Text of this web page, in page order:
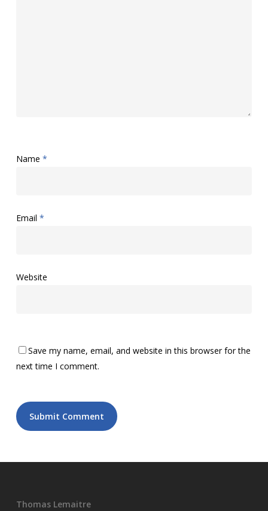
Name *
Email *
Website
Save my name, email, and website in this browser for the
next time I comment.
Thomas Lemaitre